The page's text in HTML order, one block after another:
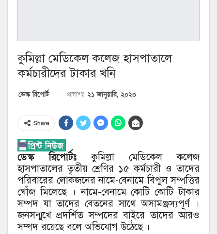
কুমিল্লা মেডিকেল কলেজ হাসপাতালে
কর্মচারীদের টাকার খনি
ডেস্ক রিপোর্ট প্রকাশঃ ২১ জানুয়ারি, ২০২০
Share
ডেস্ক রিপোর্টঃ কুমিল্লা মেডিকেল কলেজ
হাসপাতালের তৃতীয় শ্রেণির ১৫ কর্মচারী ও তাদের
পরিবারের লোকজনের নামে-বেনামে বিপুল সম্পত্তির
খোঁজ মিলেছে । নামে-বেনামে কোটি কোটি টাকার
সম্পদ যা তাদের বেতনের সাথে অসামঞ্জস্যপূর্ণ ।
জনসন্মুখে প্রদর্শিত সম্পদের বাইরে তাদের আরও
সম্পদ রয়েছে বলে অভিযোগ উঠেছে ।